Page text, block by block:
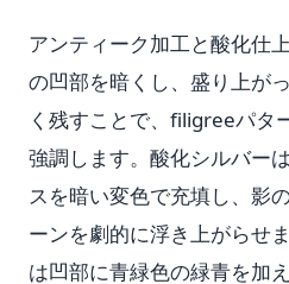
アンティーク加工と酸化仕
の凹部を暗くし、盛り上が
く残すことで、filigreeパタ
強調します。酸化シルバー
スを暗い変色で充填し、影
ーンを劇的に浮き上がらせ
は凹部に青緑色の緑青を加